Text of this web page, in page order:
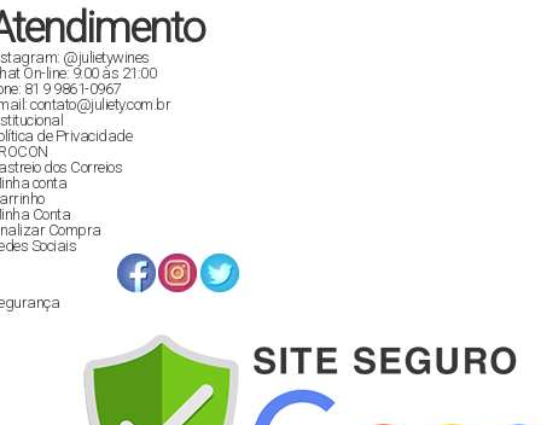
@julietywines
On-line: 9:00 às 21:00
81 9 9861-0967
contato@juliety.com.br
de Privacidade
dos Correios
conta
Conta
Compra
Sociais